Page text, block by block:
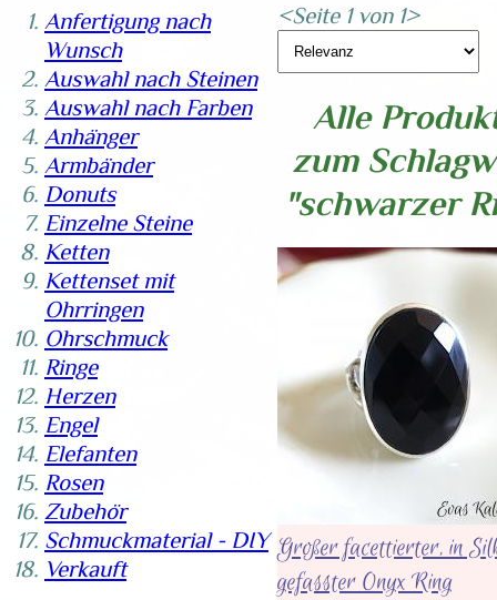
Anfertigung nach
Wunsch
Auswahl nach Steinen
Auswahl nach Farben
Anhänger
Armbänder
Donuts
Einzelne Steine
Ketten
Kettenset mit
Ohrringen
Ohrschmuck
Ringe
Herzen
Engel
Elefanten
Rosen
Zubehör
Schmuckmaterial - DIY
Verkauft
<Seite 1 von 1>
Alle
zum
"schwarzer
Großer facettierter, in
gefasster Onyx Ring